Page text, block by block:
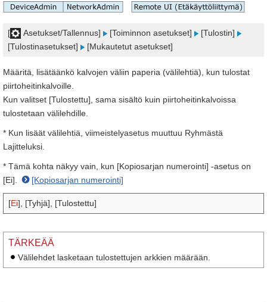
[ Asetukset/Tallennus] [Toiminnon asetukset]
[Tulostin]
[Tulostinasetukset]
[Mukautetut asetukset]
Määritä, lisätäänkö kalvojen väliin paperia (välilehtiä), kun tulostat
piirtoheitinkalvoille.
Kun valitset [Tulostettu], sama sisältö kuin piirtoheitinkalvoissa
tulostetaan välilehdille.
* Kun lisäät välilehtiä, viimeistelyasetus muuttuu Ryhmästä
Lajitteluksi.
* Tämä kohta näkyy vain, kun [Kopiosarjan numerointi] ‑asetus on
[Ei].
[Kopiosarjan numerointi]
[Ei], [Tyhjä], [Tulostettu]
TÄRKEÄÄ
Välilehdet lasketaan tulostettujen arkkien määrään.